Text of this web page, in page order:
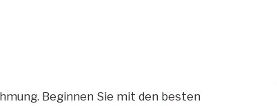
Beginnen Sie mit den besten